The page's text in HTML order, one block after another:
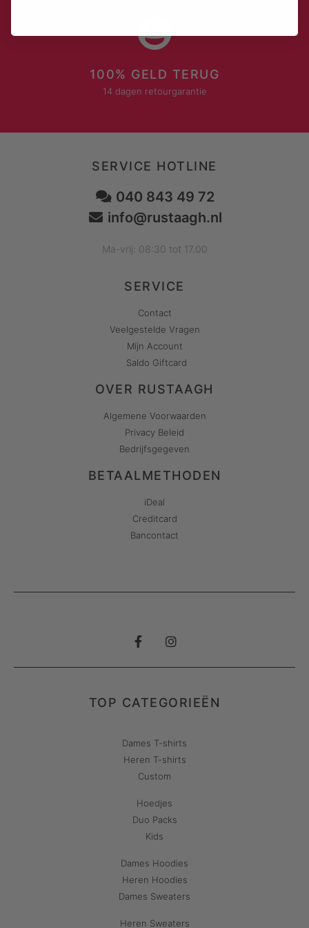
100% GELD TERUG
14 dagen retourgarantie
SERVICE HOTLINE
040 843 49 72
info@rustaagh.nl
Ma-vrij: 08:30 tot 17.00
SERVICE
Contact
Veelgestelde Vragen
Mijn Account
Saldo Giftcard
OVER RUSTAAGH
Algemene Voorwaarden
Privacy Beleid
Bedrijfsgegeven
BETAALMETHODEN
iDeal
Creditcard
Bancontact
TOP CATEGORIEËN
Dames T-shirts
Heren T-shirts
Custom
Hoedjes
Duo Packs
Kids
Dames Hoodies
Heren Hoodies
Dames Sweaters
Heren Sweaters